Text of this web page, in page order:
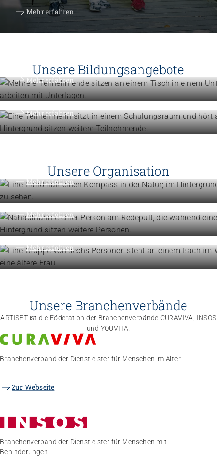
Mehr erfahren
Unsere Bildungsangebote
Mehr erfahren
Weiterbildung
Erweitern Sie Ihre Kompetenzen
Mehr erfahren
Unsere Organisation
Mehr erfahren
Engagement
Politik und Positionen
Mehr erfahren
Organisation
Die Föderation im Überblick
Mehr erfahren
Unsere Branchenverbände
ARTISET ist die Föderation der Branchenverbände CURAVIVA, INSOS
und YOUVITA.
Branchenverband der Dienstleister für Menschen im Alter
Zur Webseite
Branchenverband der Dienstleister für Menschen mit
Behinderungen